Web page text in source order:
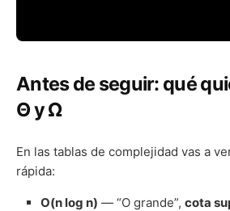
Antes de seguir: qué
Θ y Ω
En las tablas de complejidad vas a
rápida:
O(n log n) — “O grande”, cota